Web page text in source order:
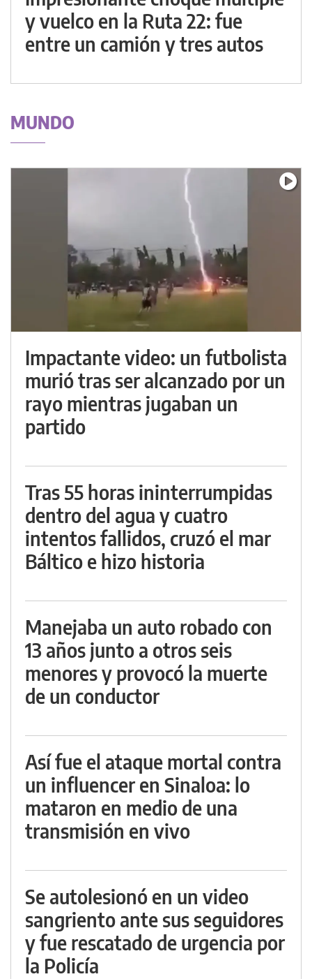
y vuelco en la Ruta 22: fue
entre un camión y tres autos
MUNDO
Impactante video: un futbolista
murió tras ser alcanzado por un
rayo mientras jugaban un
partido
Tras 55 horas ininterrumpidas
dentro del agua y cuatro
intentos fallidos, cruzó el mar
Báltico e hizo historia
Manejaba un auto robado con
13 años junto a otros seis
menores y provocó la muerte
de un conductor
Así fue el ataque mortal contra
un influencer en Sinaloa: lo
mataron en medio de una
transmisión en vivo
Se autolesionó en un video
sangriento ante sus seguidores
y fue rescatado de urgencia por
la Policía